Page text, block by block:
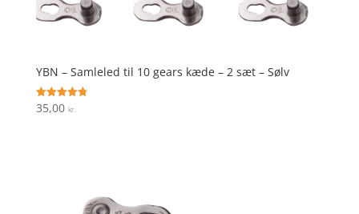
YBN – Samleled til 10 gears kæde – 2 sæt – Sølv
Vurderet
4.8
35,00 kr.